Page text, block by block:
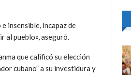
insensible, incapaz de
al pueblo», aseguró.
que calificó su elección
cubano” a su investidura y